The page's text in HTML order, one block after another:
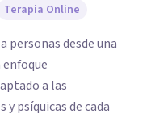
Terapia Online
personas desde una
a las
psíquicas de cada